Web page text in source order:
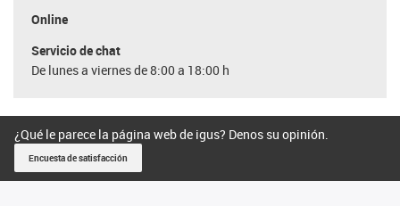
Online
Servicio de chat
De lunes a viernes de 8:00 a 18:00 h
¿Qué le parece la página web de igus? Denos su opinión.
Encuesta de satisfacción